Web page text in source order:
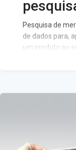
Pesquisa de
de dados para,
um produto ou
essa pesquisa
A competição
grande
fazem total